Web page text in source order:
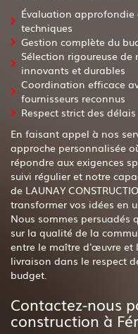
Évaluation
techniques
Gestion complète du
Sélection rigoureuse
innovants et durables
Coordination efficace
fournisseurs reconnus
Respect strict des
En faisant appel à nos
approche personnalisée
répondre aux exigences
suivi régulier et notre
de LAUNAY
transformer vos idées en
Nous sommes persuadés
sur la qualité de la
entre le maître d'œuvre et
livraison dans le respect
budget.
Contactez-nous
construction à